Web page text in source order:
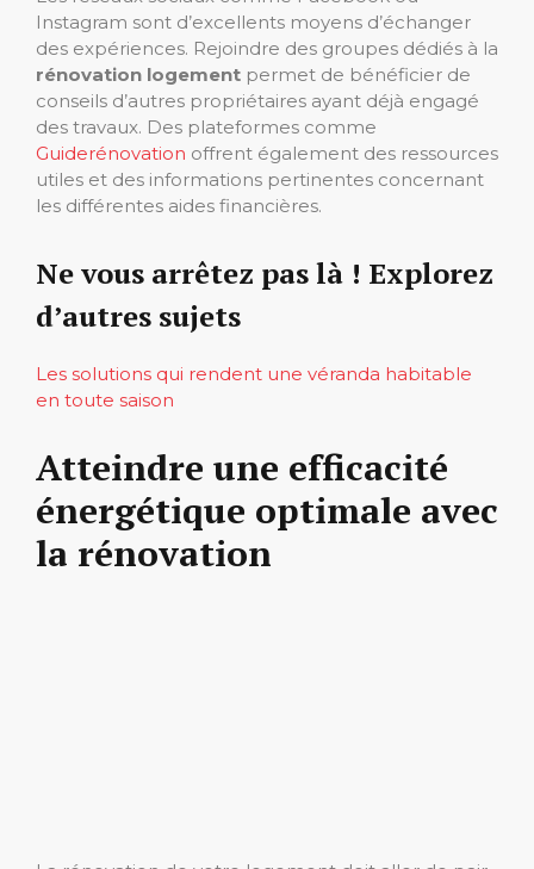
Instagram sont d’excellents moyens d’échanger
des expériences. Rejoindre des groupes dédiés à la
rénovation logement permet de bénéficier de
conseils d’autres propriétaires ayant déjà engagé
des travaux. Des plateformes comme
Guiderénovation offrent également des ressources
utiles et des informations pertinentes concernant
les différentes aides financières.
Ne vous arrêtez pas là ! Explorez
d’autres sujets
Les solutions qui rendent une véranda habitable
en toute saison
Atteindre une efficacité
énergétique optimale avec
la rénovation